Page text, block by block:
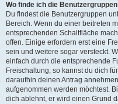
Wo finde ich die
Du findest die Benutzergruppen
Bereich. Wenn du einer beitreten
entsprechenden Schaltfläche
offen. Einige erfordern erst eine
sein und weitere sogar versteckt.
einfach durch die entsprechende
Freischaltung, so kannst du dich
daraufhin deinen Antrag
aufgenommen werden möchtest.
dich ablehnt, er wird einen Grund